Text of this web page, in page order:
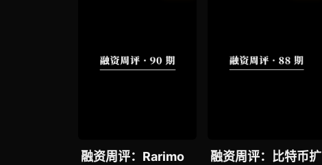
融资周评：Rarimo
融资周评：比特币扩